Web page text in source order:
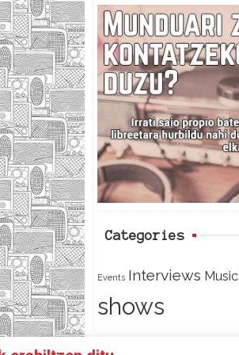
c
e
b
o
o
i
t
t
e
r
e
d
Categories
Events Interviews Music
shows